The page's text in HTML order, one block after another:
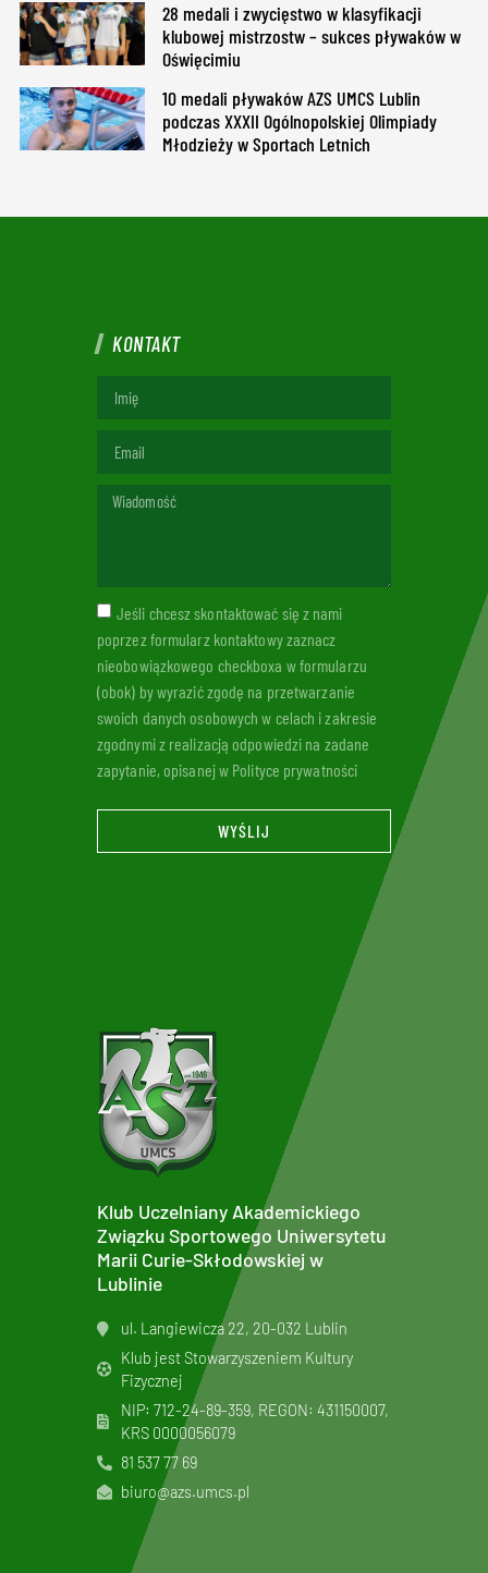
28 medali i zwycięstwo w klasyfikacji
klubowej mistrzostw – sukces pływaków w
Oświęcimiu
10 medali pływaków AZS UMCS Lublin
podczas XXXII Ogólnopolskiej Olimpiady
Młodzieży w Sportach Letnich
KONTAKT
Jeśli chcesz skontaktować się z nami
poprzez formularz kontaktowy zaznacz
nieobowiązkowego checkboxa w formularzu
(obok) by wyrazić zgodę na przetwarzanie
swoich danych osobowych w celach i zakresie
zgodnymi z realizacją odpowiedzi na zadane
zapytanie, opisanej w Polityce prywatności
WYŚLIJ
Klub Uczelniany Akademickiego
Związku Sportowego Uniwersytetu
Marii Curie-Skłodowskiej w
Lublinie
ul. Langiewicza 22, 20-032 Lublin
Klub jest Stowarzyszeniem Kultury
Fizycznej
NIP: 712-24-89-359, REGON: 431150007,
KRS 0000056079
81 537 77 69
biuro@azs.umcs.pl